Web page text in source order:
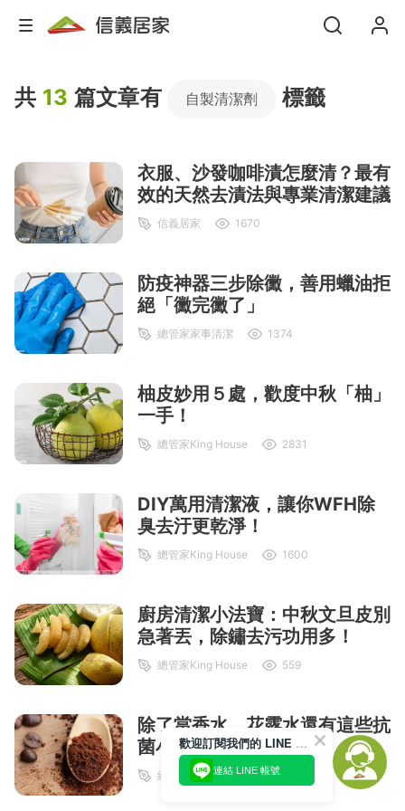
共 13 篇文章有 自製清潔劑 標籤
衣服、沙發咖啡漬怎麼清？最有
效的天然去漬法與專業清潔建議
信義居家 1670
防疫神器三步除黴，善用蠟油拒
絕「黴完黴了」
總管家家事清潔 1374
柚皮妙用５處，歡度中秋「柚」
一手！
總管家King House 2831
DIY萬用清潔液，讓你WFH除
臭去汙更乾淨！
總管家King House 1600
廚房清潔小法寶：中秋文旦皮別
急著丟，除鏽去污功用多！
總管家King House 559
除了當香水，花露水還有這些抗
菌小招數！
總管家King House
歡迎訂閱我們的 LINE 官方帳號
連結 LINE 帳號